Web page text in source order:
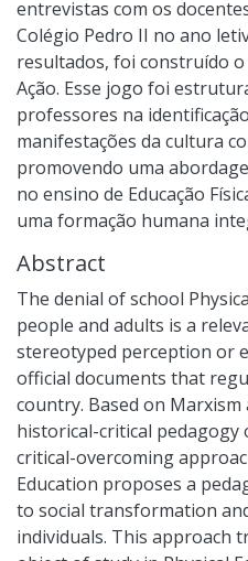
entrevistas com os
Colégio Pedro II no ano
resultados, foi construído
Ação. Esse jogo foi
professores na
manifestações da cultura
promovendo uma
no ensino de Educação
uma formação humana
Abstract
The denial of school
people and adults is a
stereotyped perception or
official documents that
country. Based on
historical-critical pedagogy
critical-overcoming
Education proposes a
to social transformation
individuals. This approach